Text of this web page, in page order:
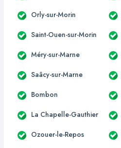
Orly-sur-Morin
Saint-Ouen-sur-Morin
Méry-sur-Marne
Saâcy-sur-Marne
Bombon
La Chapelle-Gauthier
Ozouer-le-Repos